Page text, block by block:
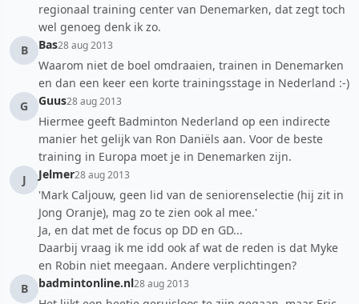
regionaal training center van Denemarken, dat zegt toch
wel genoeg denk ik zo.
B
Bas28 aug 2013
Waarom niet de boel omdraaien, trainen in Denemarken
en dan een keer een korte trainingsstage in Nederland :-)
G
Guus28 aug 2013
Hiermee geeft Badminton Nederland op een indirecte
manier het gelijk van Ron Daniëls aan. Voor de beste
training in Europa moet je in Denemarken zijn.
J
Jelmer28 aug 2013
'Mark Caljouw, geen lid van de seniorenselectie (hij zit in
Jong Oranje), mag zo te zien ook al mee.'
Ja, en dat met de focus op DD en GD...
Daarbij vraag ik me idd ook af wat de reden is dat Myke
en Robin niet meegaan. Andere verplichtingen?
B
badmintonline.nl28 aug 2013